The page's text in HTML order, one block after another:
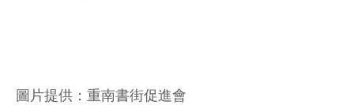
圖片提供：重南書街促進會